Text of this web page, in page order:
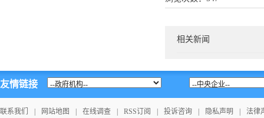
相关新闻
友情链接
联系我们 网站地图 在线调查 RSS订阅 投诉咨询 隐私声明 法律